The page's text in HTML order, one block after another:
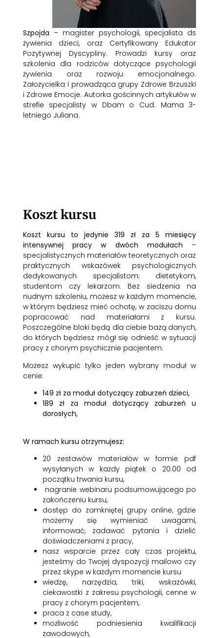
Szpojda – magister psychologii, specjalista ds
żywienia dzieci, oraz Certyfikowany Edukator
Pozytywnej Dyscypliny. Prowadzi kursy oraz
szkolenia dla rodziców dotyczące psychologii
żywienia oraz rozwoju emocjonalnego.
Założycielka i prowadząca grupy Zdrowe Brzuszki
i Zdrowe Emocje. Autorka gościnnych artykułów w
strefie specjalisty w Dbam o Cud. Mama 3-
letniego Juliana.
Koszt kursu
Koszt kursu to jedynie 319 zł za 5 miesięcy
intensywnej pracy w dwóch modułach –
specjalistycznych materiałów teoretycznych oraz
praktycznych wskazówek psychologicznych
dedykowanych specjalistom: dietetykom,
studentom czy lekarzom. Bez siedzenia na
nudnym szkoleniu, możesz w każdym momencie,
w którym będziesz mieć ochotę, w zaciszu domu
popracować nad materiałami z kursu.
Poszczególne bloki będą dla ciebie bazą danych,
do których będziesz mógł się odnieść w sytuacji
pracy z chorym psychicznie pacjentem.
Możesz wykupić tylko jeden wybrany moduł w
cenie:
149 zł za moduł dotyczący zaburzeń dzieci,
189 zł za moduł dotyczący zaburzeń u
dorosłych,
W ramach kursu otrzymujesz:
20 zestawów materiałów w formie pdf
wysyłanych w każdy piątek o 20.00 od
początku trwania kursu,
nagranie webinaru podsumowującego po
zakończeniu kursu,
dostęp do zamkniętej grupy online, gdzie
możemy się wymieniać uwagami,
informować, zadawać pytania i dzielić
doświadczeniami z pracy,
nasz wsparcie przez cały czas projektu,
jesteśmy do Twojej dyspozycji mailowo czy
przez skype w każdym momencie kursu
wiedzę, narzędzia, triki, wskazówki,
ciekawostki z zakresu psychologii, cenne w
pracy z chorym pacjentem,
praca z case study,
możliwość podniesienia kwalifikacji
zawodowych,